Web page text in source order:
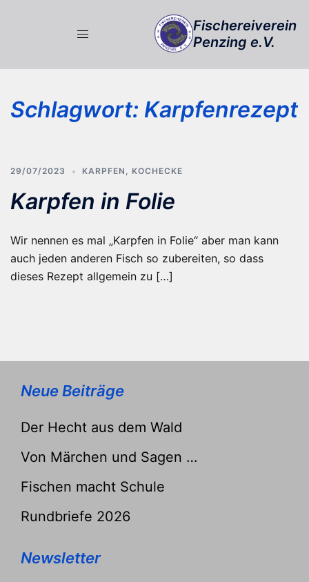
Fischereiverein
Penzing e.V.
Schlagwort: Karpfenrezept
29/07/2023 KARPFEN , KOCHECKE
Karpfen in Folie
Wir nennen es mal „Karpfen in Folie“ aber man kann
auch jeden anderen Fisch so zubereiten, so dass
dieses Rezept allgemein zu […]
Neue Beiträge
Der Hecht aus dem Wald
Von Märchen und Sagen …
Fischen macht Schule
Rundbriefe 2026
Newsletter